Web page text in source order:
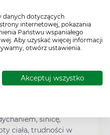
danych dotyczących
internetowej, pokazania
Państwu wspaniałego
Aby uzyskać więcej informacji
otwórz ustawienia.
Akceptuj wszystko
poradzić się
zastosowaniem
stosować leku
z lekarzem
Pacjentka powinna
leku Aciprex
ciąży może
sinicę,
ciała, trudności w